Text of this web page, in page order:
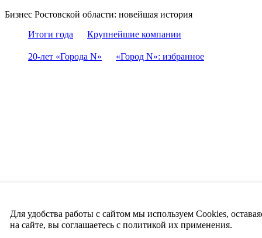
Бизнес Ростовской области: новейшая история
Итоги года
Крупнейшие компании
20-лет «Города N» «Город N»: избранное
Для удобства работы с сайтом мы используем Cookies,
на сайте, вы соглашаетесь с политикой их применения.